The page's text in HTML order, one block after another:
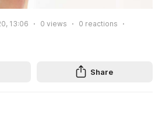
13:06 0 views 0 reactions
Share